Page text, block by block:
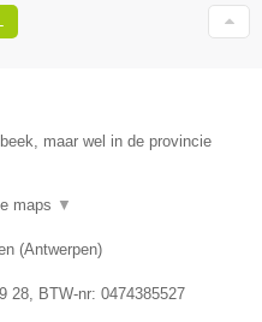
maar wel in de provincie
maps ▼
(Antwerpen)
28, BTW-nr: 0474385527